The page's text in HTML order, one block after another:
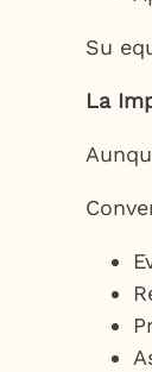
Su
La